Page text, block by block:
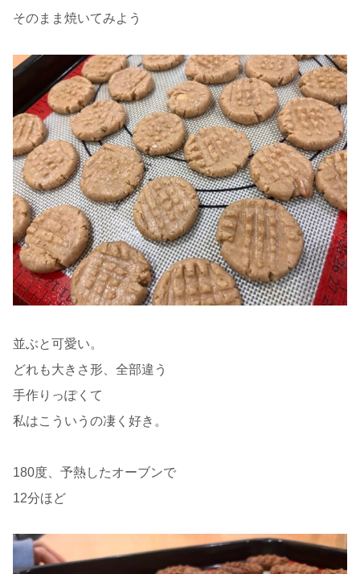
そのまま焼いてみよう
並ぶと可愛い。
どれも大きさ形、全部違う
手作りっぽくて
私はこういうの凄く好き。
180度、予熱したオーブンで
12分ほど